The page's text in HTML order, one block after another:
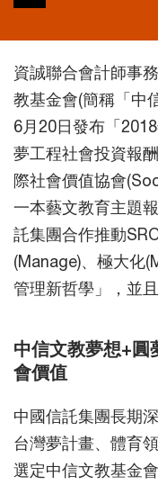
資誠聯合會計師事
教基金會(簡稱「中
6月20日發布「
夢工程社會投資報
際社會價值協會
一本藝文教育主題
託集團合作推動
(Manage)、極大化
管理新哲學」，並
中信文教夢想+
會價值
中國信託集團長期
台灣夢計畫、體育
選定中信文教基金